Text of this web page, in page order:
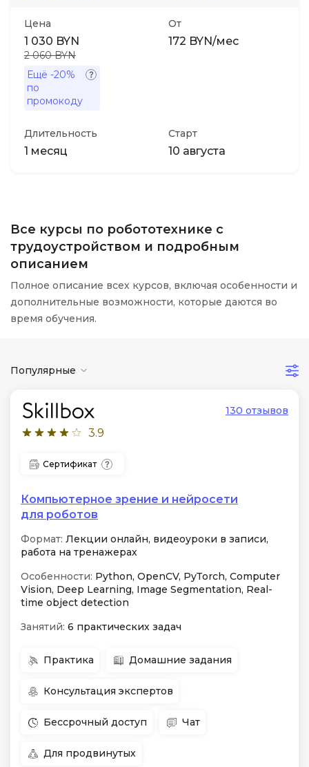
Цена
1 030 BYN
2 060 BYN
Ещё -20%
по
промокоду
От
172 BYN/мес
Длительность
1 месяц
Старт
10 августа
Все курсы по робототехнике с
трудоустройством и подробным
описанием
Полное описание всех курсов, включая особенности и
дополнительные возможности, которые даются во
время обучения.
Популярные
3.9
130 отзывов
Сертификат
Компьютерное зрение и нейросети
для роботов
Формат: Лекции онлайн, видеоуроки в записи,
работа на тренажерах
Особенности: Python, OpenCV, PyTorch, Computer
Vision, Deep Learning, Image Segmentation, Real-
time object detection
Занятий: 6 практических задач
Практика Домашние задания
Консультация экспертов
Бессрочный доступ Чат
Для продвинутых